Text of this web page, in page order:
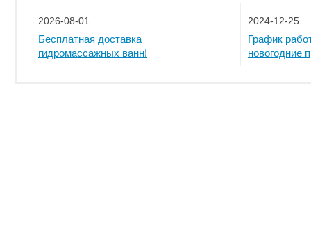
2026-08-01
Бесплатная доставка
гидромассажных ванн!
2024-12-25
График
новогодние